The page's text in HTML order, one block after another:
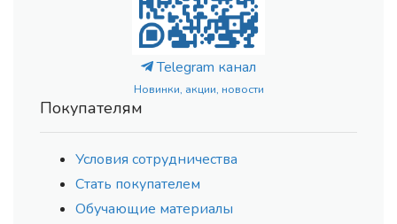
Telegram канал
Новинки, акции, новости
Покупателям
Условия сотрудничества
Стать покупателем
Обучающие материалы